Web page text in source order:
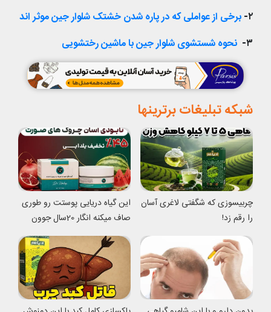
۲- برخی از عواملی که در پاره شدن خشتک شلوار جین موثر اند
۳- نحوه شستشوی شلوار جین با ماشین رختشویی
شبکه تبلیغات برترینها
چربیسوزی که شگفتی لاغری آسان
را رقم زد!
این گیاه دریایی پوستت رو طوری
صاف میکنه انگار 20سال جوون
شدی